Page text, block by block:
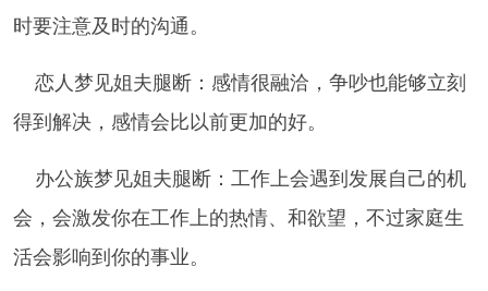
时要注意及时的沟通。
恋人梦见姐夫腿断：感情很融洽，争吵也能够立刻
得到解决，感情会比以前更加的好。
办公族梦见姐夫腿断：工作上会遇到发展自己的机
会，会激发你在工作上的热情、和欲望，不过家庭生
活会影响到你的事业。